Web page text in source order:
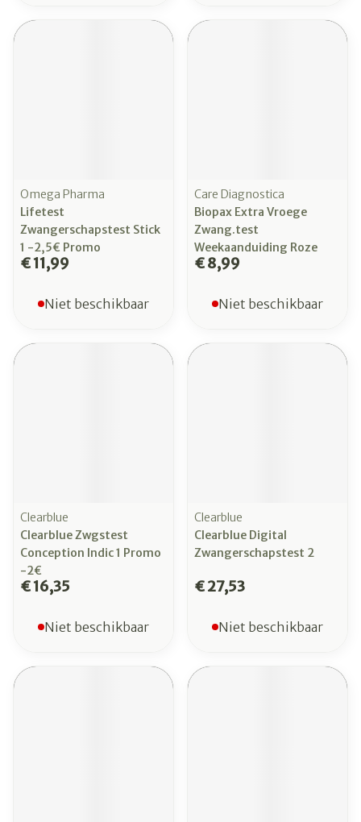
Omega Pharma
Lifetest
Zwangerschapstest Stick
1 -2,5€ Promo
€ 11,99
Niet beschikbaar
Care Diagnostica
Biopax Extra Vroege
Zwang.test
Weekaanduiding Roze
€ 8,99
Niet beschikbaar
Clearblue
Clearblue Zwgstest
Conception Indic 1 Promo
-2€
€ 16,35
Niet beschikbaar
Clearblue
Clearblue Digital
Zwangerschapstest 2
€ 27,53
Niet beschikbaar